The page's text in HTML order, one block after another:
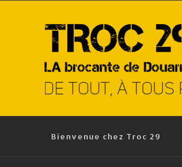
Bienvenue chez Troc 29